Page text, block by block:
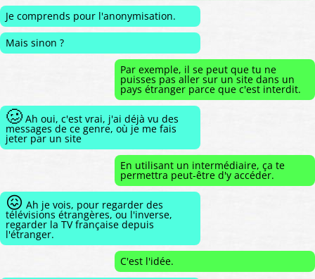
Je comprends pour l'anonymisation.
Mais sinon ?
Par exemple, il se peut que tu ne
puisses pas aller sur un site dans un
pays étranger parce que c'est interdit.
🥴 Ah oui, c'est vrai, j'ai déjà vu des
messages de ce genre, où je me fais
jeter par un site
En utilisant un intermédiaire, ça te
permettra peut-être d'y accéder.
😖 Ah je vois, pour regarder des
télévisions étrangères, ou l'inverse,
regarder la TV française depuis
l'étranger.
C'est l'idée.